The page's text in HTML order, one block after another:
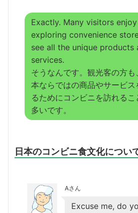
Exactly. Many visitors enjoy
exploring convenience
see all the unique products
services.
そうなんです。観光客の方も
本ならではの商品やサービス
るためにコンビニを訪れるこ
多いです。
日本のコンビニ食文化につい
Aさん
Excuse me, do